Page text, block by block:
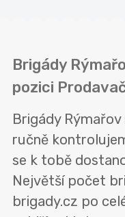
Brigády
pozici
Brigády
ručně
se k tobě
Největší počet
brigady.cz po